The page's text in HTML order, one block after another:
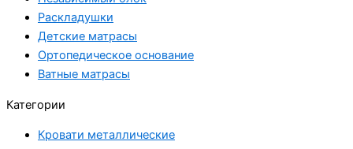
Раскладушки
Детские матрасы
Ортопедическое основание
Ватные матрасы
Категории
Кровати металлические